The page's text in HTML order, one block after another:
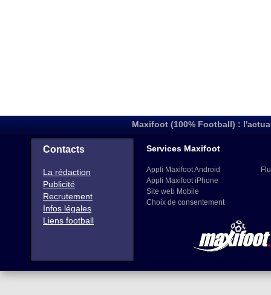
Maxifoot (100% Football) :
Contacts
La rédaction
Publicité
Recrutement
Infos légales
Liens football
Services Maxifoot
Appli Maxifoot Android
Appli Maxifoot iPhone
Site web Mobile
Choix de consentement